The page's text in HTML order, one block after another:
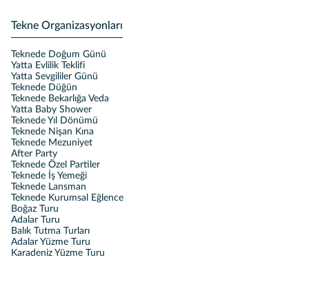
Tekne Organizasyonları
Teknede Doğum Günü
Yatta Evlilik Teklifi
Yatta Sevgililer Günü
Teknede Düğün
Teknede Bekarlığa Veda
Yatta Baby Shower
Teknede Yıl Dönümü
Teknede Nişan Kına
Teknede Mezuniyet
After Party
Teknede Özel Partiler
Teknede İş Yemeği
Teknede Lansman
Teknede Kurumsal Eğlence
Boğaz Turu
Adalar Turu
Balık Tutma Turları
Adalar Yüzme Turu
Karadeniz Yüzme Turu